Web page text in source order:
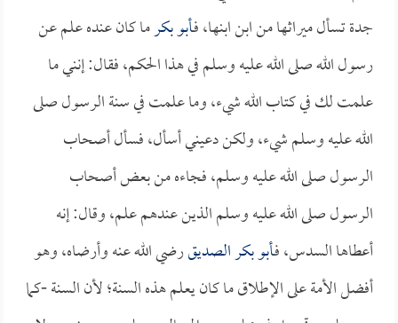
جدة تسأل ميراثها من ابن ابنها، فـأبو بكرما كان عنده علم عن
رسول الله صلى الله عليه وسلم في هذا الحكم، فقال: إنني ما
علمت لك في كتاب الله شيء، وما علمت في سنة الرسول صلى
الله عليه وسلم شيء، ولكن دعيني أسأل، فسأل أصحاب
الرسول صلى الله عليه وسلم، فجاءه من بعض أصحاب
الرسول صلى الله عليه وسلم الذين عندهم علم، وقال: إنه
أعطاها السدس، فـأبو بكر الصديقرضي الله عنه وأرضاه، وهو
أفضل الأمة على الإطلاق ما كان يعلم هذه السنة؛ لأن السنة -كما